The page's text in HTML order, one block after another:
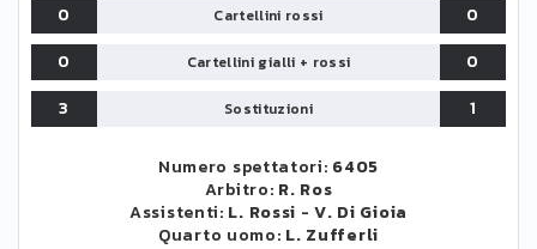
0
Cartellini rossi
0
0
Cartellini gialli + rossi
0
3
Sostituzioni 1
Numero spettatori: 6405
Arbitro: R. Ros
Assistenti: L. Rossi -V. Di Gioia
Quarto uomo: L. Zufferli